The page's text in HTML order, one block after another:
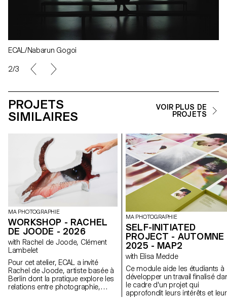
ECAL/Nabarun Gogoi
2/3
PROJETS
SIMILAIRES
VOIR PLUS DE
PROJETS
MA PHOTOGRAPHIE
WORKSHOP - RACHEL
DE JOODE - 2026
with Rachel de Joode, Clément
Lambelet
Pour cet atelier, ECAL a invité
Rachel de Joode, artiste basée à
Berlin dont la pratique explore les
relations entre photographie,
MA PHOTOGRAPHIE
SELF-INITIATED
PROJECT - AUTOMNE
2025 - MAP2
with Elisa Medde
Ce module aide les étudiants à
développer un travail finalisé
le cadre d'un projet qui
approfondit leurs intérêts et